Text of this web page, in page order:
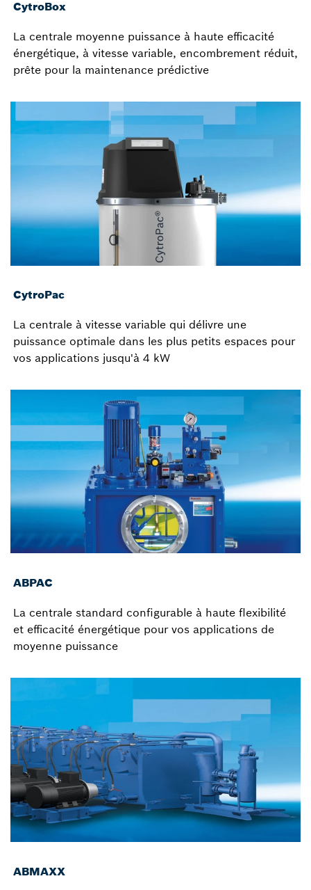
CytroBox
La centrale moyenne puissance à haute efficacité
énergétique, à vitesse variable, encombrement réduit,
prête pour la maintenance prédictive
CytroPac
La centrale à vitesse variable qui délivre une
puissance optimale dans les plus petits espaces pour
vos applications jusqu'à 4 kW
ABPAC
La centrale standard configurable à haute flexibilité
et efficacité énergétique pour vos applications de
moyenne puissance
ABMAXX